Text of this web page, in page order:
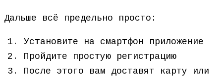
Дальше всё предельно просто:
Установите на смартфон приложение
Пройдите простую регистрацию
После этого вам доставят карту или